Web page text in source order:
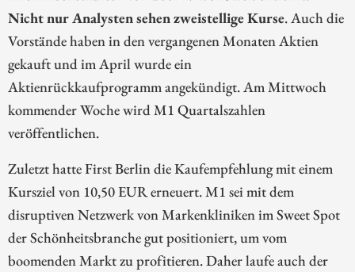
Nicht nur Analysten sehen zweistellige Kurse. Auch die
Vorstände haben in den vergangenen Monaten Aktien
gekauft und im April wurde ein
Aktienrückkaufprogramm angekündigt. Am Mittwoch
kommender Woche wird M1 Quartalszahlen
veröffentlichen.
Zuletzt hatte First Berlin die Kaufempfehlung mit einem
Kursziel von 10,50 EUR erneuert. M1 sei mit dem
disruptiven Netzwerk von Markenkliniken im Sweet Spot
der Schönheitsbranche gut positioniert, um vom
boomenden Markt zu profitieren. Daher laufe auch der